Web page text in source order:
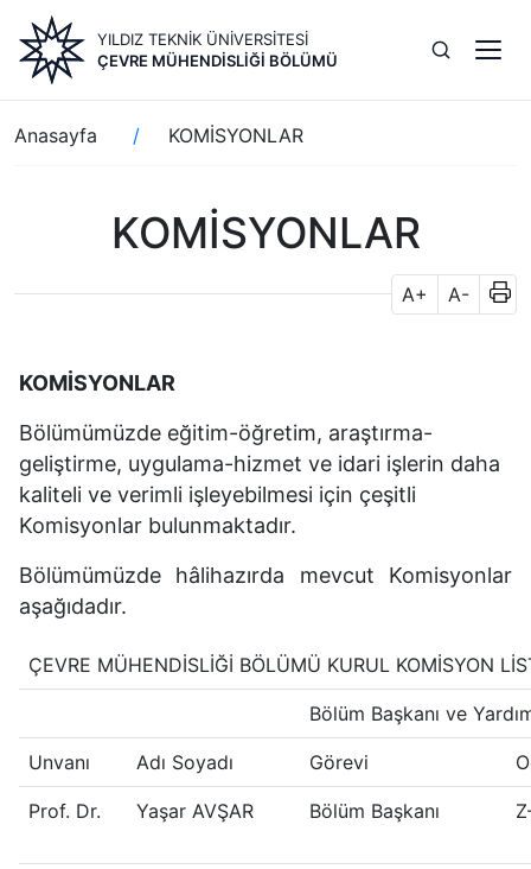
içeriğe
atla
YILDIZ TEKNİK ÜNİVERSİTESİ
ÇEVRE MÜHENDISLIĞI BÖLÜMÜ
Sayfa
yolu
Anasayfa KOMİSYONLAR
KOMİSYONLAR
A+ A-
KOMİSYONLAR
Bölümümüzde eğitim-öğretim, araştırma-
geliştirme, uygulama-hizmet ve idari işlerin daha
kaliteli ve verimli işleyebilmesi için çeşitli
Komisyonlar bulunmaktadır.
Bölümümüzde hâlihazırda mevcut Komisyonlar
aşağıdadır.
ÇEVRE MÜHENDİSLİĞİ BÖLÜMÜ KURUL KOMİSYON
Bölüm Başkanı ve
Unvanı Adı Soyadı Görevi
Prof. Dr. Yaşar AVŞAR Bölüm Başkanı